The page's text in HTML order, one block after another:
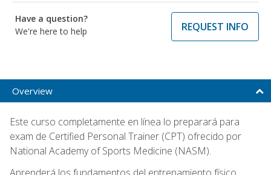
Have a question?
We're here to help
REQUEST INFO
Overview
Este curso completamente en línea lo preparará para
exam de Certified Personal Trainer (CPT) ofrecido por
National Academy of Sports Medicine (NASM).